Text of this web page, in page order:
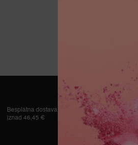
Besplatna dostava
iznad 46,45 €